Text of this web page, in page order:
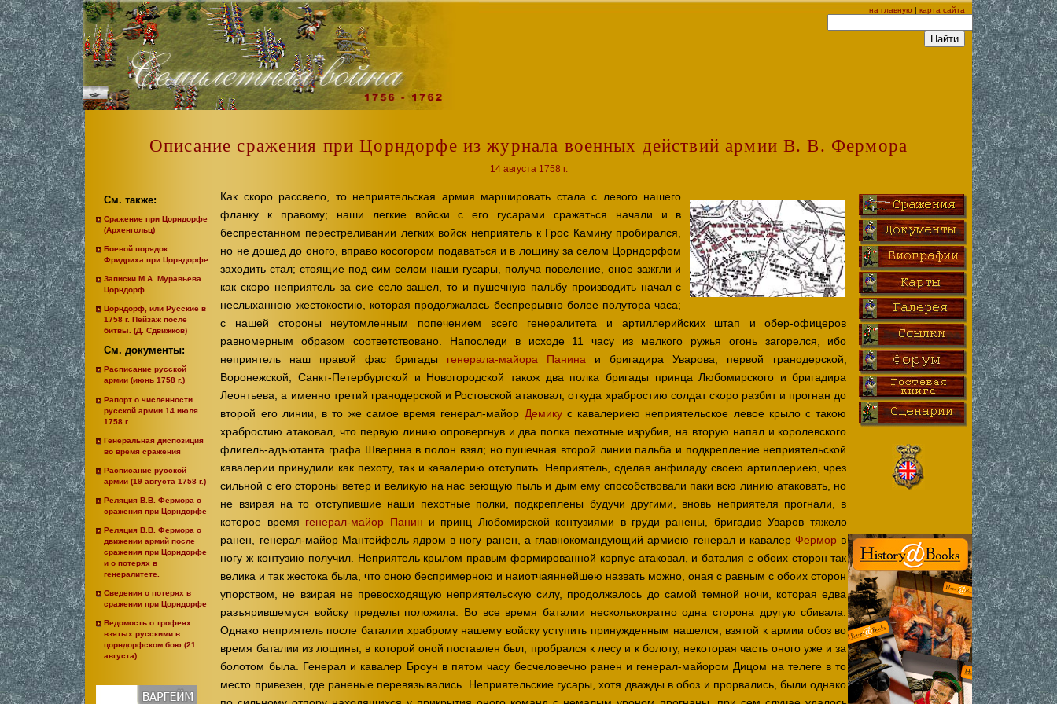
на главную |карта сайта
Описание сражения при Цорндорфе из журнала военных действий армии В. В. Фермора
14 августа 1758 г.
См. также:
Сражение при Цорндорфе
(Архенгольц)
Боевой порядок
Фридриха при Цорндорфе
Записки М.А. Муравьева.
Цорндорф.
Цорндорф, или Русские в
1758 г. Пейзаж после
битвы. (Д. Сдвижков)
См. документы:
Расписание русской
армии (июнь 1758 г.)
Рапорт о численности
русской армии 14 июля
1758 г.
Генеральная диспозиция
во время сражения
Расписание русской
армии (19 августа 1758 г.)
Реляция В.В. Фермора о
сражения при Цорндорфе
Реляция В.В. Фермора о
движении армий после
сражения при Цорндорфе
и о потерях в
генералитете.
Сведения о потерях в
сражении при Цорндорфе
Ведомость о трофеях
взятых русскими в
цорндорфском бою (21
августа)
Как скоро рассвело, то неприятельская армия маршировать стала с левого нашего
фланку к правому; наши легкие войски с его гусарами сражаться начали и в
беспрестанном перестреливании легких войск неприятель к Грос Камину пробирался,
но не дошед до оного, вправо косогором подаваться и в лощину за селом Цорндорфом
заходить стал; стоящие под сим селом наши гусары, получа повеление, оное зажгли и
как скоро неприятель за сие село зашел, то и пушечную пальбу производить начал с
неслыханною жестокостию, которая продолжалась беспрерывно более полутора часа;
с нашей стороны неутомленным попечением всего генералитета и артиллерийских штап и обер-офицеров
равномерным образом соответствовано. Напоследи в исходе 11 часу из мелкого ружья огонь загорелся, ибо
неприятель наш правой фас бригады генерала-майора Панина и бригадира Уварова, первой гранодерской,
Воронежской, Санкт-Петербургской и Новогородской також два полка бригады принца Любомирского и бригадира
Леонтьева, а именно третий гранодерской и Ростовской атаковал, откуда храбростию солдат скоро разбит и прогнан до
второй его линии, в то же самое время генерал-майор Демикус кавалериею неприятельское левое крыло с такою
храбростию атаковал, что первую линию опровергнув и два полка пехотные изрубив, на вторую напал и королевского
флигель-адъютанта графа Швернна в полон взял; но пушечная второй линии пальба и подкрепление неприятельской
кавалерии принудили как пехоту, так и кавалерию отступить. Неприятель, сделав анфиладу своею артиллериею, чрез
сильной с его стороны ветер и великую на нас веющую пыль и дым ему способствовали паки всю линию атаковать, но
не взирая на то отступившие наши пехотные полки, подкреплены будучи другими, вновь неприятеля прогнали, в
которое время генерал-майор Панин и принц Любомирской контузиями в груди ранены, бригадир Уваров тяжело
ранен, генерал-майор Мантейфель ядром в ногу ранен, а главнокомандующий армиею генерал и кавалерФермор в
ногу ж контузию получил. Неприятель крылом правым формированной корпус атаковал, и баталия с обоих сторон так
велика и так жестока была, что оною беспримерною и наиотчаяннейшею назвать можно, оная с равным с обоих сторон
упорством, не взирая не превосходящую неприятельскую силу, продолжалось до самой темной ночи, которая едва
разъярившемуся войску пределы положила. Во все время баталии несколькократно одна сторона другую сбивала.
Однако неприятель после баталии храброму нашему войску уступить принужденным нашелся, взятой к армии обоз во
время баталии из лощины, в которой оной поставлен был, пробрался к лесу и к болоту, некоторая часть оного уже и за
болотом была. Генерал и кавалер Броун в пятом часу бесчеловечно ранен и генерал-майором Дицом на телеге в то
место привезен, где раненые перевязывались. Неприятельские гусары, хотя дважды в обоз и прорвались, были однако